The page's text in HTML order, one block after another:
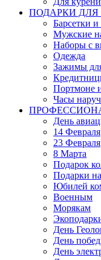
ПОДАРКИ
Барсетки и
Мужские
Наборы с
Одежда
Зажимы
Портмоне
Часы
День
14 Февраля
23 Февраля
8 Марта
Подарок
Подарки
Юбилей
Военным
Морякам
День
День
День